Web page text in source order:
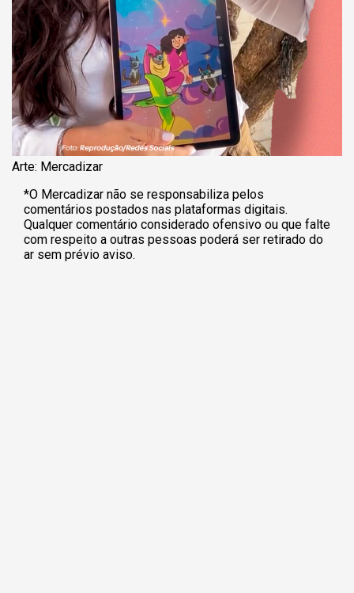
Arte: Mercadizar
*O Mercadizar não se responsabiliza pelos
comentários postados nas plataformas digitais.
Qualquer comentário considerado ofensivo ou que falte
com respeito a outras pessoas poderá ser retirado do
ar sem prévio aviso.